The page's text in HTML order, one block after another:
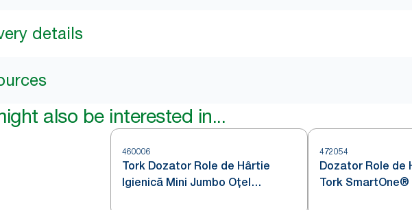
details
also be interested in...
460006
Tork Dozator Role de Hârtie
Igienică Mini Jumbo Oțel
472054
Dozator Role de
Tork